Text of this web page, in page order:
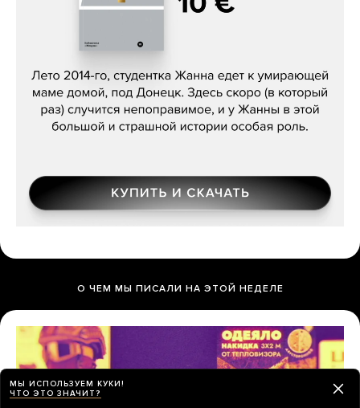
Сергей Лебедев, «Белая дама»
О ЧЕМ МЫ ПИСАЛИ НА ЭТОЙ НЕДЕЛЕ
МЫ ИСПОЛЬЗУЕМ КУКИ!
ЧТО ЭТО ЗНАЧИТ?